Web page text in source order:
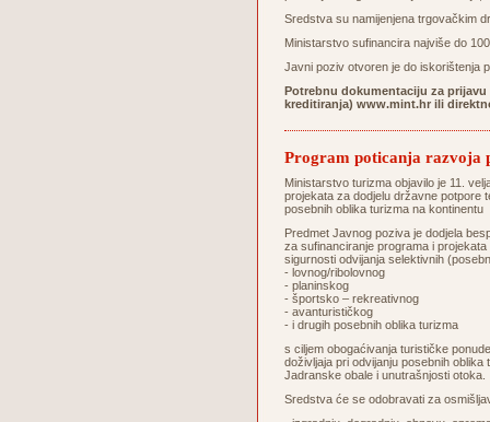
Sredstva su namijenjena trgovačkim
Ministarstvo sufinancira najviše do
Javni poziv otvoren je do iskorištenja
Potrebnu dokumentaciju za
kreditiranja) www.mint.hr ili
Program poticanja razvoja
Ministarstvo turizma objavilo je 11.
projekata za dodjelu državne potpore
posebnih oblika turizma na kontinentu
Predmet Javnog poziva je dodjela
za sufinanciranje programa i
sigurnosti odvijanja selektivnih
- lovnog/ribolovnog
- planinskog
- športsko – rekreativnog
- avanturističkog
- i drugih posebnih oblika turizma
s ciljem obogaćivanja turističke
doživljaja pri odvijanju posebnih
Jadranske obale i unutrašnjosti otoka.
Sredstva će se odobravati za